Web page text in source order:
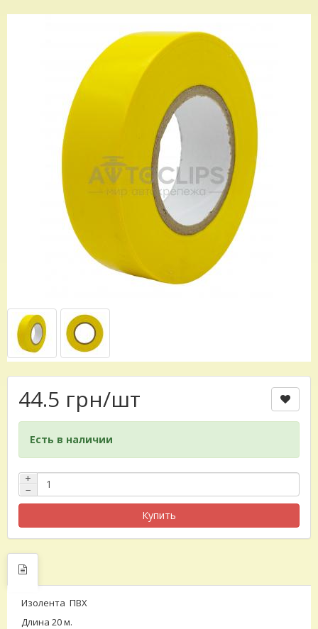
44.5 грн/шт
Есть в наличии
+
−
Купить
Изолента ПВХ
Длина 20 м.